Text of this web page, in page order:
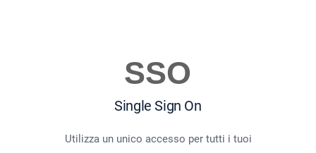
Single Sign On
Utilizza un unico accesso per tutti i tuoi